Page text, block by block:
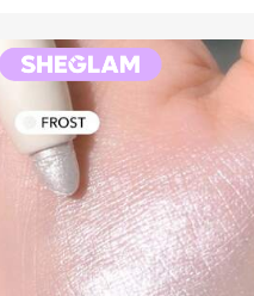
y prácticos, Rellenos de calcetines,
maquillaje, Productos asequibles,
s, Regalos para mujeres, Regalos de